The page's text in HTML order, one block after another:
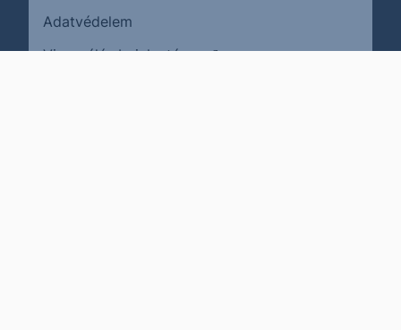
Adatvédelem
Visszaélés bejelentése(külső oldalra ugrik)